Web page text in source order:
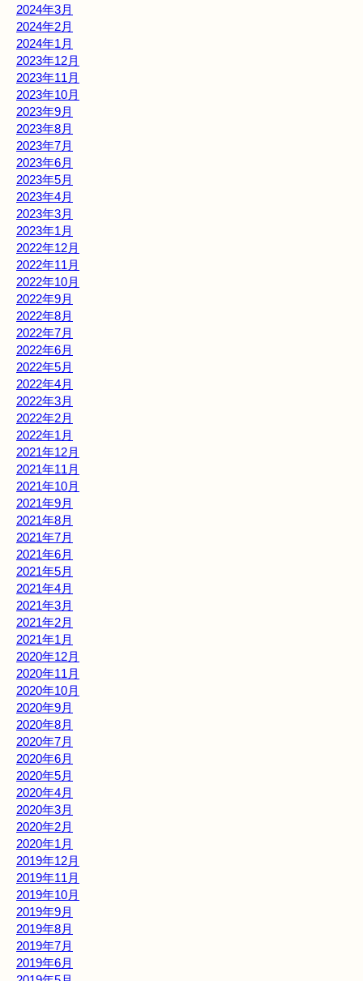
2024年3月
2024年2月
2024年1月
2023年12月
2023年11月
2023年10月
2023年9月
2023年8月
2023年7月
2023年6月
2023年5月
2023年4月
2023年3月
2023年1月
2022年12月
2022年11月
2022年10月
2022年9月
2022年8月
2022年7月
2022年6月
2022年5月
2022年4月
2022年3月
2022年2月
2022年1月
2021年12月
2021年11月
2021年10月
2021年9月
2021年8月
2021年7月
2021年6月
2021年5月
2021年4月
2021年3月
2021年2月
2021年1月
2020年12月
2020年11月
2020年10月
2020年9月
2020年8月
2020年7月
2020年6月
2020年5月
2020年4月
2020年3月
2020年2月
2020年1月
2019年12月
2019年11月
2019年10月
2019年9月
2019年8月
2019年7月
2019年6月